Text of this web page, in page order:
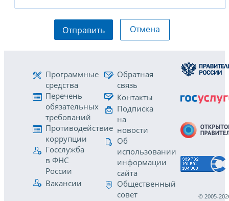
Отправить Отмена
Программные
средства
Перечень
обязательных
требований
Противодействие
коррупции
Госслужба
в ФНС
России
Вакансии
Обратная
связь
Контакты
Подписка
на
новости
Об
использовании
информации
сайта
Общественный
совет
© 2005-